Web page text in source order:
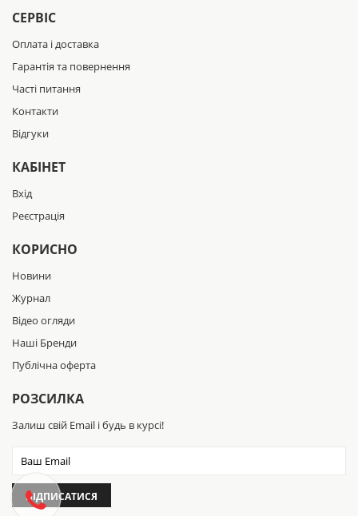
У міні-комп'ютерах Blackview використовується процесор
частота 2,0 ГГц з можливістю збільшення до 2,9 ГГц),
частота процесора досягає 2 933 МГц, а найновіша опера 11
Pro та Intel UHD Graphics (750 МГц) з легкістю справляються
з роботою в Інтернеті, читанням електронної пошти,
для професійного використання, такого як редагування
фотографій, з інтерфейсом користувача, близьким до
- 8 ГБ ОЗУ, 256 ГБ SSD ДО 2 Т
Настільний міні-комп'ютер Blackview з високошвидкісною 8
M.2 2280 об'ємом 256 ГБ, завантажується за лічені секунди і
перегляд декількох вкладок із надмірним споживанням
графічного файлу. Можна розширити сховища до 2 ТБ.
- Поліпшіть свій робочий простір
MP60 розроблений з USB 2.0 Type-A*2, USB 3.0 Type-A*2, 4K
HDMI 1.4b Type A*2, порт RJ45 Gigabit Ethernet*1, роз'єм
постійного струму*1, 3,5 мм аудіо-вхід/вихід Jack*1 та
дводіапазонний Wi-Fi 2,4G + 5,0G, Bluetooth 4.2. Одночасно
як гарнітура, миша, клавіатура тощо. Порт Gigabit Ethernet
забезпечує надшвидкісну мережу, надзвичайно швидке
завантаження та завантаження файлів, відмовляючись від
телевізором тощо.
- Підтримка двоекранного дисплея UHD 4
Міні-ігровий ПК із загальною графікою Intel UHD Graphics
СЕРВІС
Оплата і доставка
Гарантія та повернення
Часті питання
Контакти
Відгуки
КАБІНЕТ
Вхід
Реєстрація
КОРИСНО
Новини
Журнал
Відео огляди
Наші Бренди
Публічна оферта
РОЗСИЛКА
Залиш свій Email і будь в курсі!
ПІДПИСАТИСЯ